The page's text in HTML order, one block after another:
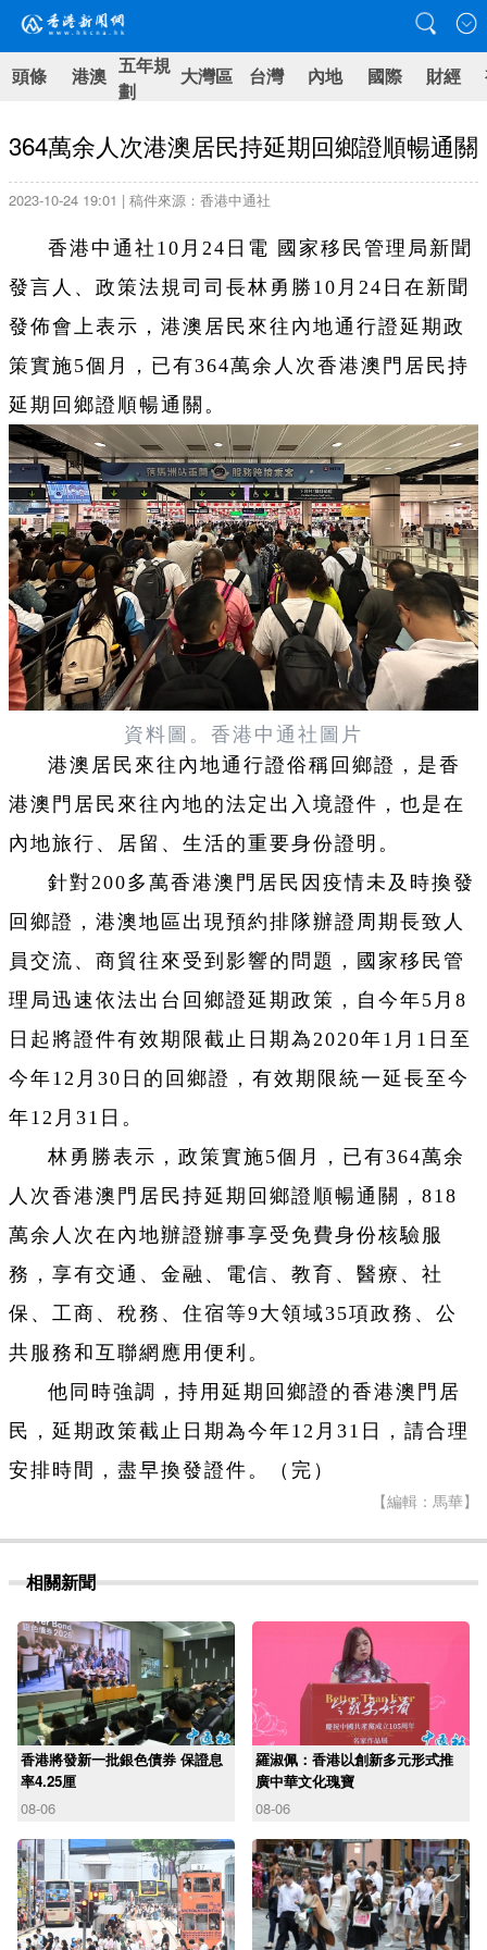
頭條 港澳 五年規
劃
大灣區 台灣 內地 國際 財經
364萬余人次港澳居民持延期回鄉證順暢通關
2023-10-24 19:01 | 稿件來源：香港中通社
香港中通社10月24日電 國家移民管理局新聞
發言人、政策法規司司長林勇勝10月24日在新聞
發佈會上表示，港澳居民來往內地通行證延期政
策實施5個月，已有364萬余人次香港澳門居民持
延期回鄉證順暢通關。
資料圖。香港中通社圖片
港澳居民來往內地通行證俗稱回鄉證，是香
港澳門居民來往內地的法定出入境證件，也是在
內地旅行、居留、生活的重要身份證明。
針對200多萬香港澳門居民因疫情未及時換發
回鄉證，港澳地區出現預約排隊辦證周期長致人
員交流、商貿往來受到影響的問題，國家移民管
理局迅速依法出台回鄉證延期政策，自今年5月8
日起將證件有效期限截止日期為2020年1月1日至
今年12月30日的回鄉證，有效期限統一延長至今
年12月31日。
林勇勝表示，政策實施5個月，已有364萬余
人次香港澳門居民持延期回鄉證順暢通關，818
萬余人次在內地辦證辦事享受免費身份核驗服
務，享有交通、金融、電信、教育、醫療、社
保、工商、稅務、住宿等9大領域35項政務、公
共服務和互聯網應用便利。
他同時強調，持用延期回鄉證的香港澳門居
民，延期政策截止日期為今年12月31日，請合理
安排時間，盡早換發證件。（完）
【編輯：馬華】
相關新聞
香港將發新一批銀色債券 保證息
率4.25厘
08-06
羅淑佩：香港以創新多元形式推
廣中華文化瑰寶
08-06